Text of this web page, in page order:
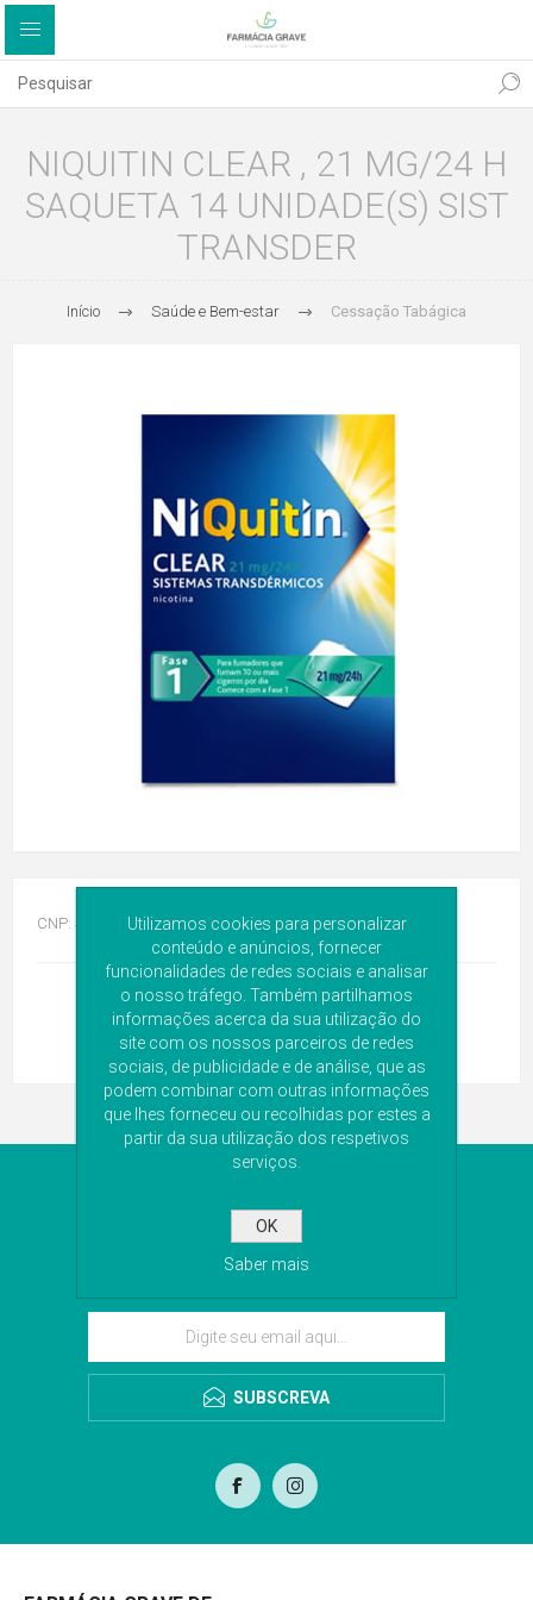
NIQUITIN CLEAR , 21 MG/24 H
SAQUETA 14 UNIDADE(S) SIST
TRANSDER
Início Saúde e Bem-estar Cessação Tabágica
CNP: 4944880
Subscreva a nossa newsletter para receber as
últimas novidades. Iremos guardar o seu email
SUBSCREVA
Utilizamos cookies para personalizar
conteúdo e anúncios, fornecer
funcionalidades de redes sociais e analisar
o nosso tráfego. Também partilhamos
informações acerca da sua utilização do
site com os nossos parceiros de redes
sociais, de publicidade e de análise, que as
podem combinar com outras informações
que lhes forneceu ou recolhidas por estes a
partir da sua utilização dos respetivos
serviços.
OK
Saber mais